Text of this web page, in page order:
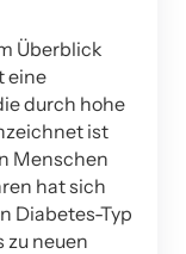
Überblick
eine
durch hohe
ist
Menschen
hat sich
Diabetes-Typ
zu neuen